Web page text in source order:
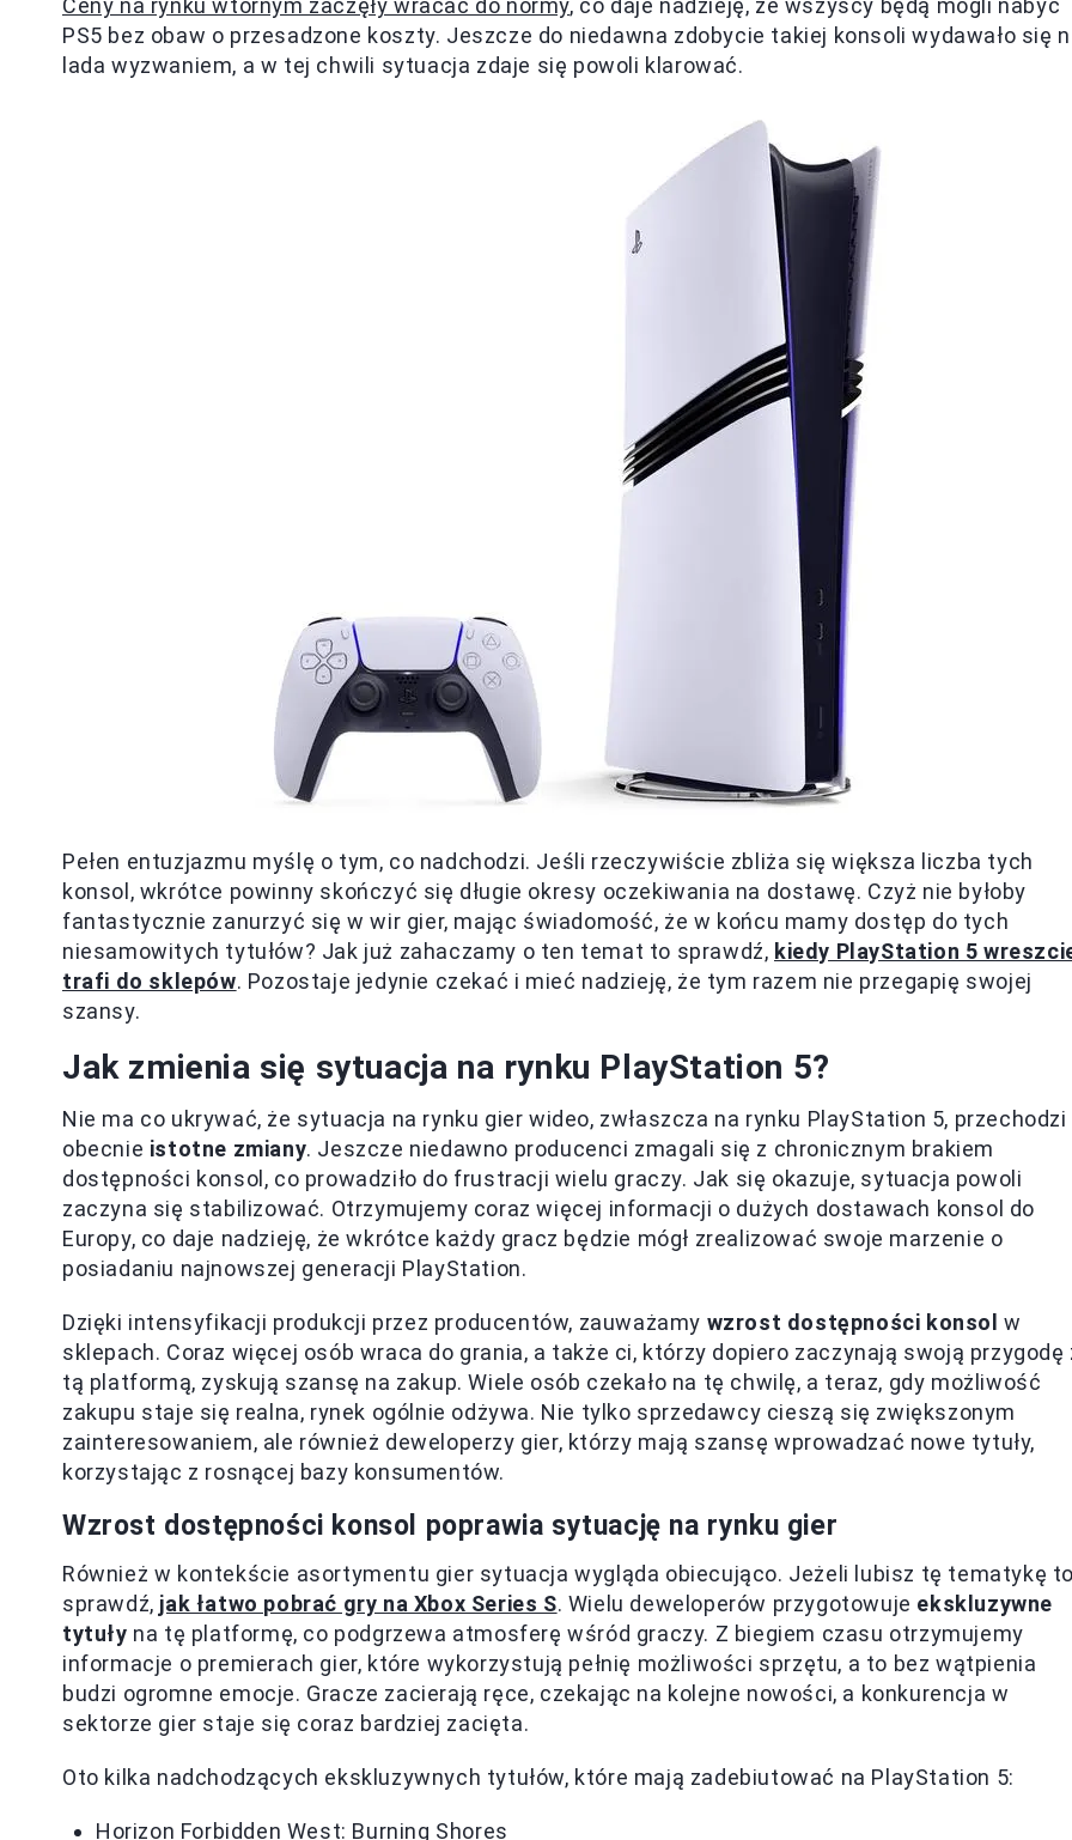
Ceny na rynku wtórnym zaczęły wracać do normy, co daje nadzieję, że wszyscy będą mogli nabyć
PS5 bez obaw o przesadzone koszty. Jeszcze do niedawna zdobycie takiej konsoli wydawało się
lada wyzwaniem, a w tej chwili sytuacja zdaje się powoli klarować.
Pełen entuzjazmu myślę o tym, co nadchodzi. Jeśli rzeczywiście zbliża się większa liczba tych
konsol, wkrótce powinny skończyć się długie okresy oczekiwania na dostawę. Czyż nie byłoby
fantastycznie zanurzyć się w wir gier, mając świadomość, że w końcu mamy dostęp do tych
niesamowitych tytułów? Jak już zahaczamy o ten temat to sprawdź, kiedy PlayStation 5
trafi do sklepów. Pozostaje jedynie czekać i mieć nadzieję, że tym razem nie przegapię swojej
szansy.
Jak zmienia się sytuacja na rynku PlayStation 5?
Nie ma co ukrywać, że sytuacja na rynku gier wideo, zwłaszcza na rynku PlayStation 5, przechodzi
obecnie istotne zmiany. Jeszcze niedawno producenci zmagali się z chronicznym brakiem
dostępności konsol, co prowadziło do frustracji wielu graczy. Jak się okazuje, sytuacja powoli
zaczyna się stabilizować. Otrzymujemy coraz więcej informacji o dużych dostawach konsol do
Europy, co daje nadzieję, że wkrótce każdy gracz będzie mógł zrealizować swoje marzenie o
posiadaniu najnowszej generacji PlayStation.
Dzięki intensyfikacji produkcji przez producentów, zauważamy wzrost dostępności konsol w
sklepach. Coraz więcej osób wraca do grania, a także ci, którzy dopiero zaczynają swoją przygodę
tą platformą, zyskują szansę na zakup. Wiele osób czekało na tę chwilę, a teraz, gdy możliwość
zakupu staje się realna, rynek ogólnie odżywa. Nie tylko sprzedawcy cieszą się zwiększonym
zainteresowaniem, ale również deweloperzy gier, którzy mają szansę wprowadzać nowe tytuły,
korzystając z rosnącej bazy konsumentów.
Wzrost dostępności konsol poprawia sytuację na rynku gier
Również w kontekście asortymentu gier sytuacja wygląda obiecująco. Jeżeli lubisz tę tematykę
sprawdź, jak łatwo pobrać gry na Xbox Series S. Wielu deweloperów przygotowuje ekskluzywne
tytuły na tę platformę, co podgrzewa atmosferę wśród graczy. Z biegiem czasu otrzymujemy
informacje o premierach gier, które wykorzystują pełnię możliwości sprzętu, a to bez wątpienia
budzi ogromne emocje. Gracze zacierają ręce, czekając na kolejne nowości, a konkurencja w
sektorze gier staje się coraz bardziej zacięta.
Oto kilka nadchodzących ekskluzywnych tytułów, które mają zadebiutować na PlayStation 5:
Horizon Forbidden West: Burning Shores